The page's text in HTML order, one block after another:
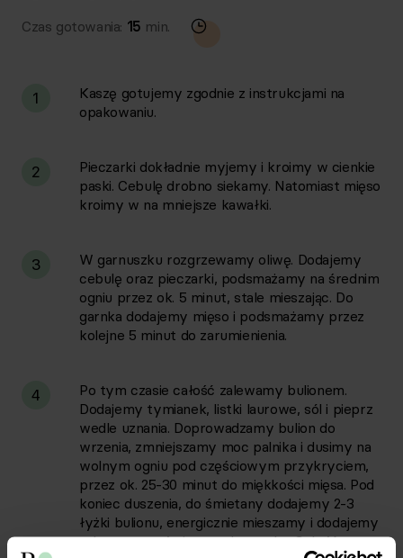
Czas gotowania: 15 min.
1
Kaszę gotujemy zgodnie z instrukcjami na
opakowaniu.
2
Pieczarki dokładnie myjemy i kroimy w cienkie
paski. Cebulę drobno siekamy. Natomiast mięso
kroimy w na mniejsze kawałki.
3
W garnuszku rozgrzewamy oliwę. Dodajemy
cebulę oraz pieczarki, podsmażamy na średnim
ogniu przez ok. 5 minut, stale mieszając. Do
garnka dodajemy mięso i podsmażamy przez
kolejne 5 minut do zarumienienia.
4
Po tym czasie całość zalewamy bulionem.
Dodajemy tymianek, listki laurowe, sól i pieprz
wedle uznania. Doprowadzamy bulion do
wrzenia, zmniejszamy moc palnika i dusimy na
wolnym ogniu pod częściowym przykryciem,
przez ok. 25-30 minut do miękkości mięsa. Pod
koniec duszenia, do śmietany dodajemy 2-3
łyżki bulionu, energicznie mieszamy i dodajemy
zahartowaną śmietanę do garnka. Całość